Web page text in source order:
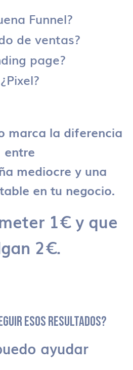
Funnel?
de ventas?
page?
¿Pixel?
marca la diferencia
entre
mediocre y una
en tu negocio.
1€ y que
2€.
ESOS RESULTADOS?
ayudar